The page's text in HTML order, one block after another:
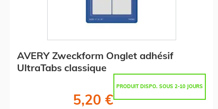
AVERY Zweckform Onglet adhésif
UltraTabs classique
PRODUIT DISPO. SOUS 2-10 JOURS
5,20 €